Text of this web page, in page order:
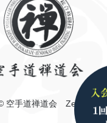
空手道禅道会 Zendokai